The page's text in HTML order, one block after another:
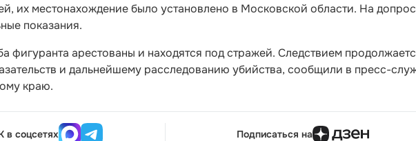
их местонахождение было установлено в Московской области. На
показания.
фигуранта арестованы и находятся под стражей. Следствием
и дальнейшему расследованию убийства, сообщили в пресс-
краю.
в соцсетях Подписаться на